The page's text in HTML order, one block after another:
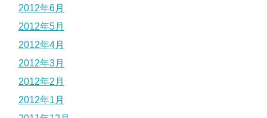
2012年6月
2012年5月
2012年4月
2012年3月
2012年2月
2012年1月